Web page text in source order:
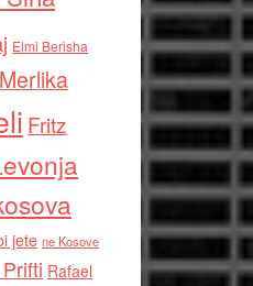
Elmi Berisha
Fritz
jete ne Kosove
Rafael